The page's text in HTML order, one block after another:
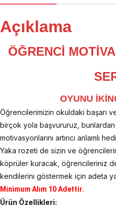
Açıklama
ÖĞRENCİ
OYUNU
Öğrencilerimizin okuldaki başarı
birçok yola başvururuz,
motivasyonlarını artırıcı anlamlı
Yaka rozeti de sizin ve
köprüler kuracak, öğrencileriniz
kendilerini göstermek için adeta
Minimum Alım 10 Adettir.
Ürün Özellikleri: